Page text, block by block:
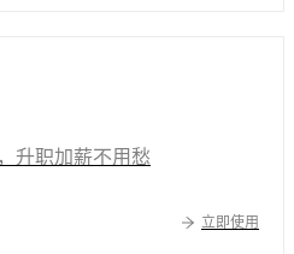
升职加薪不用愁
立即使用